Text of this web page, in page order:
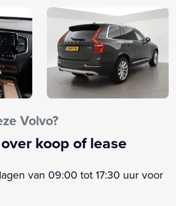
Volvo?
koop of lease
van 09:00 tot 17:30 uur voor